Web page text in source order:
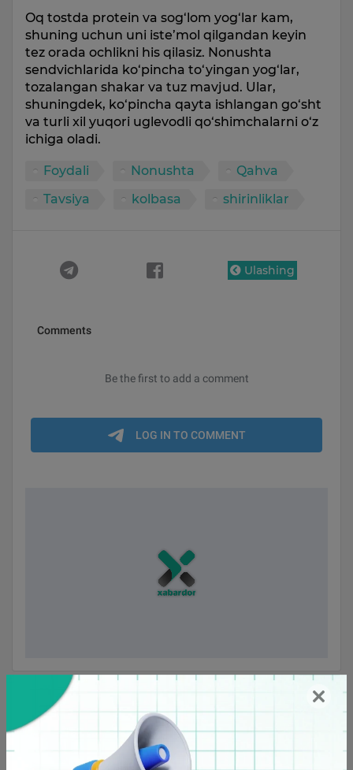
Oq tostda protein va sog‘lom yog‘lar kam,
shuning uchun uni iste’mol qilgandan keyin
tez orada ochlikni his qilasiz. Nonushta
sendvichlarida ko‘pincha to‘yingan yog‘lar,
tozalangan shakar va tuz mavjud. Ular,
shuningdek, ko‘pincha qayta ishlangan go‘sht
va turli xil yuqori uglevodli qo‘shimchalarni o‘z
ichiga oladi.
Foydali Nonushta
Qahva
Tavsiya
kolbasa shirinliklar
Ulashing